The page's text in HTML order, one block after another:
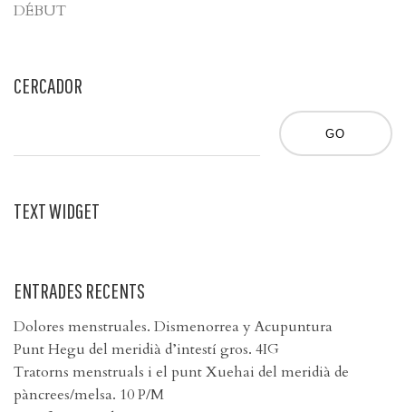
DÉBUT
CERCADOR
TEXT WIDGET
ENTRADES RECENTS
Dolores menstruales. Dismenorrea y Acupuntura
Punt Hegu del meridià d’intestí gros. 4IG
Tratorns menstruals i el punt Xuehai del meridià de
pàncrees/melsa. 10 P/M